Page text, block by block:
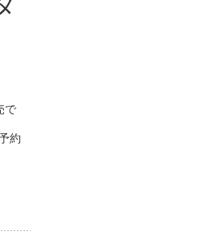
で
約